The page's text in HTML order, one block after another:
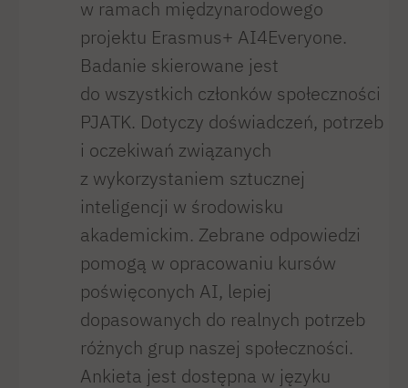
w ramach międzynarodowego
projektu Erasmus+ AI4Everyone.
Badanie skierowane jest
do wszystkich członków społeczności
PJATK. Dotyczy doświadczeń, potrzeb
i oczekiwań związanych
z wykorzystaniem sztucznej
inteligencji w środowisku
akademickim. Zebrane odpowiedzi
pomogą w opracowaniu kursów
poświęconych AI, lepiej
dopasowanych do realnych potrzeb
różnych grup naszej społeczności.
Ankieta jest dostępna w języku